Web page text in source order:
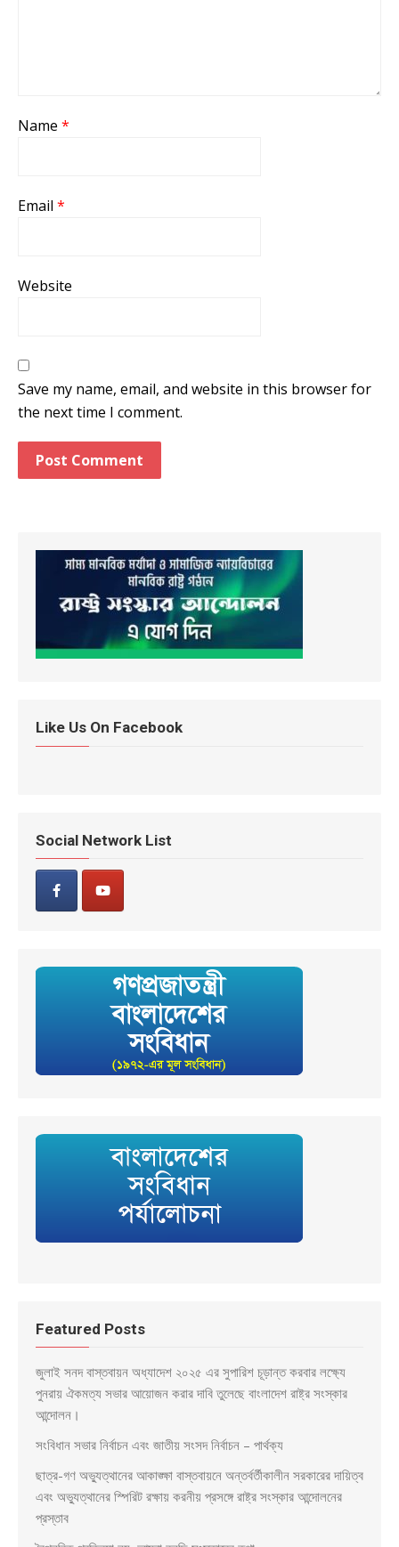
Name *
Email *
Website
Save my name, email, and website in this browser for
the next time I comment.
Like Us On Facebook
Social Network List
Featured Posts
জুলাই সনদ বাস্তবায়ন অধ্যাদেশ ২০২৫ এর সুপারিশ চূড়ান্ত করবার লক্ষ্যে
পুনরায় ঐকমত্য সভার আয়োজন করার দাবি তুলেছে বাংলাদেশ রাষ্ট্র সংস্কার
আন্দোলন।
সংবিধান সভার নির্বাচন এবং জাতীয় সংসদ নির্বাচন – পার্থক্য
ছাত্র-গণ অভ্যুত্থানের আকাঙ্ক্ষা বাস্তবায়নে অন্তর্বর্তীকালীন সরকারের দায়িত্ব
এবং অভ্যুত্থানের স্পিরিট রক্ষায় করনীয় প্রসঙ্গে রাষ্ট্র সংস্কার আন্দোলনের
প্রস্তাব